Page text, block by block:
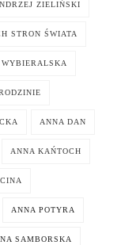
ZIELIŃSKI
STRON ŚWIATA
WYBIERALSKA
ANNA DAN
ANNA KAŃTOCH
ANNA POTYRA
SAMBORSKA